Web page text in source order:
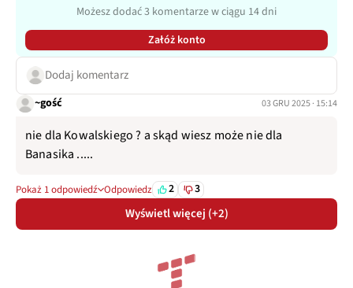
Możesz dodać 3 komentarze w ciągu 14 dni
Załóż konto
Dodaj komentarz
~gość 03 GRU 2025 · 15:14
nie dla Kowalskiego ? a skąd wiesz może nie dla
Banasika .....
Pokaż 1 odpowiedź Odpowiedz 2 3
Wyświetl więcej (+2)